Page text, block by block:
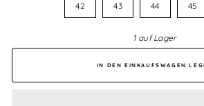
42 43 44 45
1 auf Lager
IN DEN EINKAUFSWAGEN